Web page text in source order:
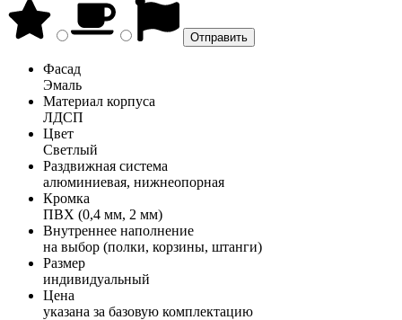
Фасад
Эмаль
Материал корпуса
ЛДСП
Цвет
Светлый
Раздвижная система
алюминиевая, нижнеопорная
Кромка
ПВХ (0,4 мм, 2 мм)
Внутреннее наполнение
на выбор (полки, корзины, штанги)
Размер
индивидуальный
Цена
указана за базовую комплектацию